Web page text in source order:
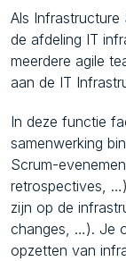
Als Infrastructure
de afdeling IT
meerdere agile
aan de IT
In deze functie
samenwerking
Scrum-
retrospectives,
zijn op de
changes, …). Je
opzetten van